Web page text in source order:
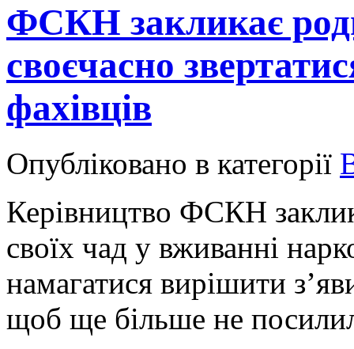
ФСКН закликає
своєчасно
фахівців
Опубліковано в категорії
Керівництво ФСКН
своїх чад у вживанні
намагатися вирішити
щоб ще більше не